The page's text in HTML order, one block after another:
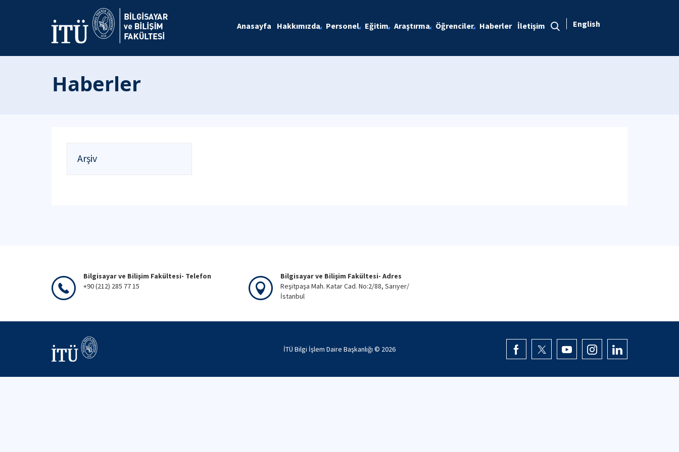
Anasayfa Hakkımızda Personel Eğitim Araştırma Öğrenciler Haberler İletişim English
Haberler
Arşiv
Bilgisayar ve Bilişim Fakültesi- Telefon
+90 (212) 285 77 15
Bilgisayar ve Bilişim Fakültesi- Adres
Reşitpaşa Mah. Katar Cad. No:2/88, Sarıyer/
İstanbul
İTÜ Bilgi İşlem Daire Başkanlığı © 2026